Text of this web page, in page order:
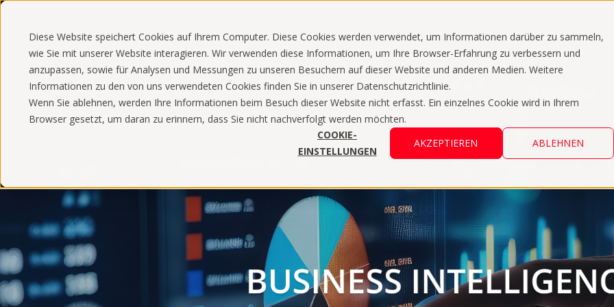
Diese Website speichert Cookies auf Ihrem Computer. Diese Cookies werden verwendet, um Informationen darüber zu sammeln,
wie Sie mit unserer Website interagieren. Wir verwenden diese Informationen, um Ihre Browser-Erfahrung zu verbessern und
anzupassen, sowie für Analysen und Messungen zu unseren Besuchern auf dieser Website und anderen Medien. Weitere
Informationen zu den von uns verwendeten Cookies finden Sie in unserer Datenschutzrichtlinie.
Wenn Sie ablehnen, werden Ihre Informationen beim Besuch dieser Website nicht erfasst. Ein einzelnes Cookie wird in Ihrem
Browser gesetzt, um daran zu erinnern, dass Sie nicht nachverfolgt werden möchten.
COOKIE-
EINSTELLUNGEN
AKZEPTIEREN ABLEHNEN